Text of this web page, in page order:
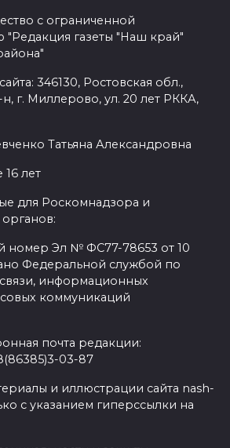
с ограниченной
"Редакция газеты "Наш край"
346130, Ростовская обл.,
г. Миллерово, ул. 20 лет РККА,
Татьяна Александровна
лет
для Роскомнадзора и
номер Эл № ФС77-78653 от 10
Федеральной службой по
информационных
коммуникаций
почта редакции:
03-87
и иллюстрации сайта nash-
с указанием гиперссылки на